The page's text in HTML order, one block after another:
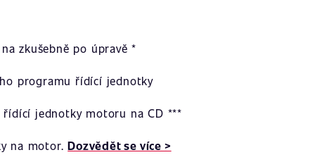
zkušebně po úpravě *
programu řídící jednotky
jednotky motoru na CD ***
na motor.Dozvědět se více >